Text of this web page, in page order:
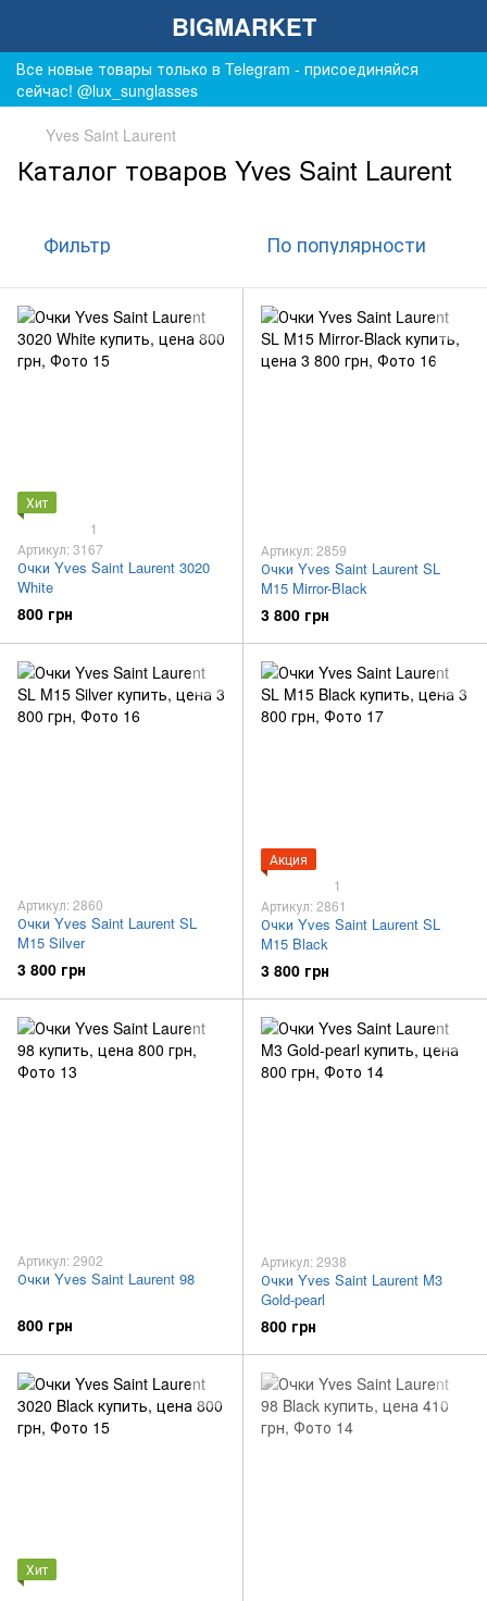
BIGMARKET
Все новые товары только в Telegram - присоединяйся
сейчас! @lux_sunglasses
Yves Saint Laurent
Каталог товаров Yves Saint Laurent
Фильтр По популярности
Хит
1
Артикул: 3167
Очки Yves Saint Laurent 3020
White
800 грн
Артикул: 2859
Очки Yves Saint Laurent SL
M15 Mirror-Black
3 800 грн
Артикул: 2860
Очки Yves Saint Laurent SL
M15 Silver
3 800 грн
Акция
1
Артикул: 2861
Очки Yves Saint Laurent SL
M15 Black
3 800 грн
Артикул: 2902
Очки Yves Saint Laurent 98
800 грн
Артикул: 2938
Очки Yves Saint Laurent M3
Gold-pearl
800 грн
Хит